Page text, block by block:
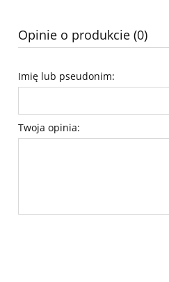
Opinie o produkcie (0)
Imię lub pseudonim:
Twoja opinia: